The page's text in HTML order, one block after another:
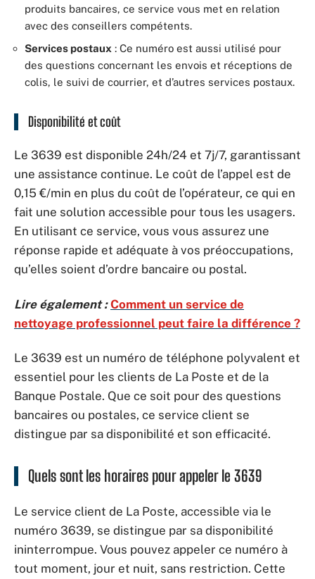
produits bancaires, ce service vous met en relation
avec des conseillers compétents.
Services postaux : Ce numéro est aussi utilisé pour
des questions concernant les envois et réceptions de
colis, le suivi de courrier, et d’autres services postaux.
Disponibilité et coût
Le 3639 est disponible 24h/24 et 7j/7, garantissant
une assistance continue. Le coût de l’appel est de
0,15 €/min en plus du coût de l’opérateur, ce qui en
fait une solution accessible pour tous les usagers.
En utilisant ce service, vous vous assurez une
réponse rapide et adéquate à vos préoccupations,
qu’elles soient d’ordre bancaire ou postal.
Lire également : Comment un service de
nettoyage professionnel peut faire la différence ?
Le 3639 est un numéro de téléphone polyvalent et
essentiel pour les clients de La Poste et de la
Banque Postale. Que ce soit pour des questions
bancaires ou postales, ce service client se
distingue par sa disponibilité et son efficacité.
Quels sont les horaires pour appeler le 3639
Le service client de La Poste, accessible via le
numéro 3639, se distingue par sa disponibilité
ininterrompue. Vous pouvez appeler ce numéro à
tout moment, jour et nuit, sans restriction. Cette